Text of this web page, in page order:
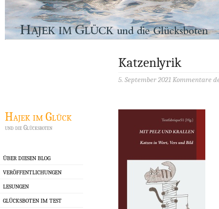
Hajek im Glück
und die Glücksboten
ÜBER DIESEN BLOG
VERÖFFENTLICHUNGEN
LESUNGEN
GLÜCKSBOTEN IM TEST
Katzenlyrik
5. September 2021 Kommentare